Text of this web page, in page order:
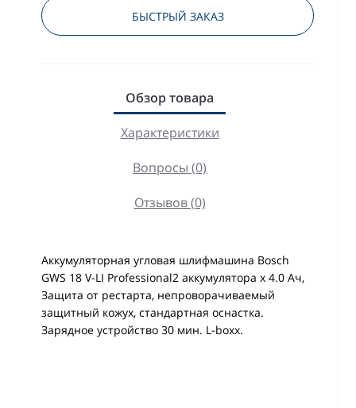
БЫСТРЫЙ ЗАКАЗ
Обзор товара
Характеристики
Вопросы (0)
Отзывов (0)
Аккумуляторная угловая шлифмашина Bosch
GWS 18 V-LI Professional2 аккумулятора х 4.0 Ач,
Защита от рестарта, непроворачиваемый
защитный кожух, стандартная оснастка.
Зарядное устройство 30 мин. L-boxx.